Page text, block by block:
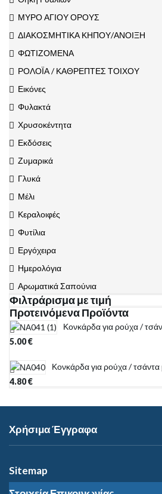
ΜΥΡΟ ΑΓΙΟΥ ΟΡΟΥΣ
ΔΙΑΚΟΣΜΗΤΙΚΑ ΚΗΠΟΥ/ΑΝΟΙΞΗ
ΦΩΤΙΖΟΜΕΝΑ
ΡΟΛΟΪΑ / ΚΑΘΡΕΠΤΕΣ ΤΟΙΧΟΥ
Εικόνες
Φυλακτά
Χρυσοκέντητα
Εκδόσεις
Ζυμαρικά
Γλυκά
Μέλι
Κεραλοιφές
Φυτίλια
Εργόχειρα
Ημερολόγια
Αρωματικά Σαπούνια
Φιλτράρισμα με τιμή
Προτεινόμενα Προϊόντα
Κονκάρδα για ρούχα /
5.00€
Κονκάρδα για ρούχα /
4.80€
Χρήσιμα Έγγραφα
Sitemap